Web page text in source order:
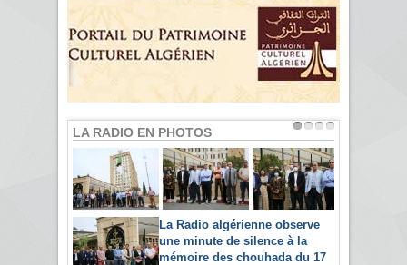
LA RADIO EN PHOTOS
La Radio algérienne observe
une minute de silence à la
mémoire des chouhada du 17